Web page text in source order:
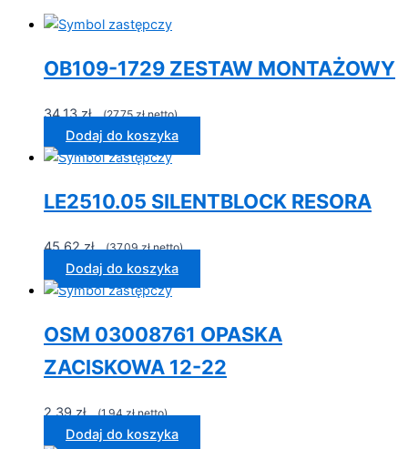
OB109-1729 ZESTAW MONTAŻOWY
34,13zł ...(27,75złnetto)...
Dodaj do koszyka
LE2510.05 SILENTBLOCK RESORA
45,62zł ...(37,09złnetto)...
Dodaj do koszyka
OSM 03008761 OPASKA
ZACISKOWA 12-22
2,39zł ...(1,94złnetto)...
Dodaj do koszyka